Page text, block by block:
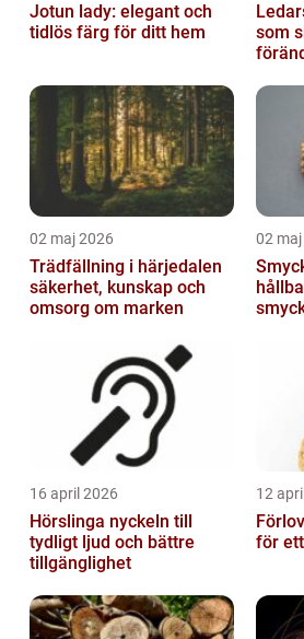
Jotun lady: elegant och
tidlös färg för ditt hem
som
02 maj 2026
Trädfällning i härjedalen
säkerhet, kunskap och
omsorg om marken
02
16 april 2026
Hörslinga nyckeln till
tydligt ljud och bättre
tillgänglighet
12
för